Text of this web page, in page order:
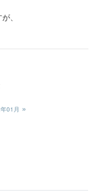
、
01月 »